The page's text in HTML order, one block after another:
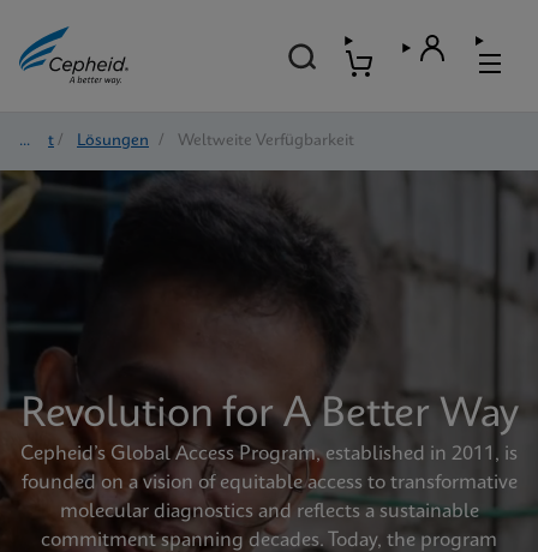
Start / Lösungen / Weltweite Verfügbarkeit
Revolution for A Better Way
Cepheid’s Global Access Program, established in 2011, is
founded on a vision of equitable access to transformative
molecular diagnostics and reflects a sustainable
commitment spanning decades. Today, the program